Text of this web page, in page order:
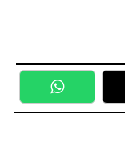
WhatsApp